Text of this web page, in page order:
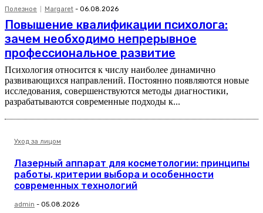
Полезное Margaret - 06.08.2026
Повышение квалификации психолога:
зачем необходимо непрерывное
профессиональное развитие
Психология относится к числу наиболее динамично
развивающихся направлений. Постоянно появляются новые
исследования, совершенствуются методы диагностики,
разрабатываются современные подходы к...
Уход за лицом
Лазерный аппарат для косметологии: принципы
работы, критерии выбора и особенности
современных технологий
admin - 05.08.2026